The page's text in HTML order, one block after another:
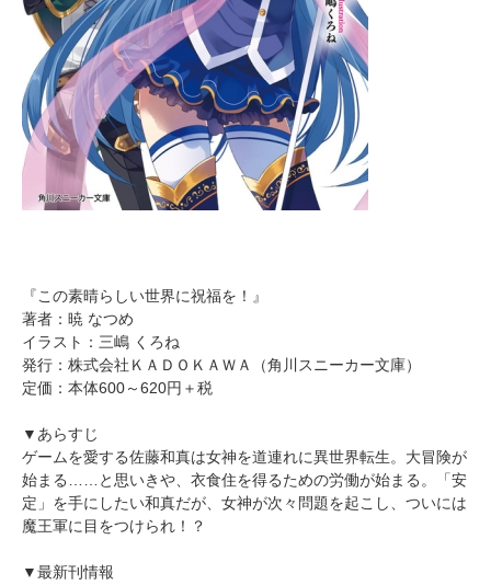
『この素晴らしい世界に祝福を！』
著者：暁 なつめ
イラスト：三嶋 くろね
発行：株式会社ＫＡＤＯＫＡＷＡ（角川スニーカー文庫）
定価：本体600～620円＋税
▼あらすじ
ゲームを愛する佐藤和真は女神を道連れに異世界転生。大冒険が
始まる……と思いきや、衣食住を得るための労働が始まる。「安
定」を手にしたい和真だが、女神が次々問題を起こし、ついには
魔王軍に目をつけられ！？
▼最新刊情報